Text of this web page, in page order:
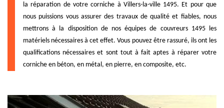
la réparation de votre corniche à Villers-la-ville 1495. Et pour que
nous puissions vous assurer des travaux de qualité et fiables, nous
mettrons à la disposition de nos équipes de couvreurs 1495 les
matériels nécessaires à cet effet. Vous pouvez être rassuré, ils ont les
qualifications nécessaires et sont tout à fait aptes à réparer votre
corniche en béton, en métal, en pierre, en composite, etc.